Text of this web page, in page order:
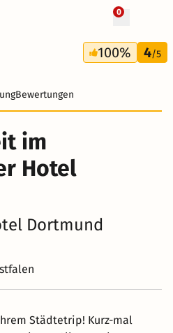
0
2 Tage
69 CHF
+ 35 Fotos
100% 4/5
Bewertungen
im
Hotel
Dortmund
Städtetrip! Kurz-mal